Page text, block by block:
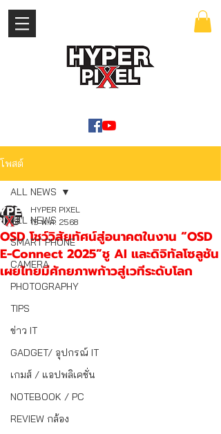
โพสต์
ALL NEWS
SMART PHONE
CAMERA
PHOTOGRAPHY
TIPS
ข่าว IT
GADGET/ อุปกรณ์ IT
เกมส์ / แอปพลิเคชั่น
NOTEBOOK / PC
REVIEW กล้อง
ALL NEWS
OSD โชว์วิสัยทัศน์สู่อนาคตในงาน “OSD
E-Connect 2025”ชู AI และดิจิทัลโซลูชัน
เผยไทยมีศักยภาพก้าวสู่เวทีระดับโลก
HYPER PIXEL
15 พ.ค. 2568